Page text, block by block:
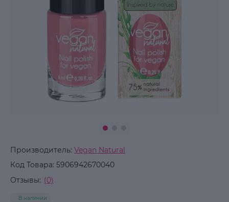
Производитель: Vegan Natural
Код Товара: 5906942670040
Отзывы: (0)
В наличии